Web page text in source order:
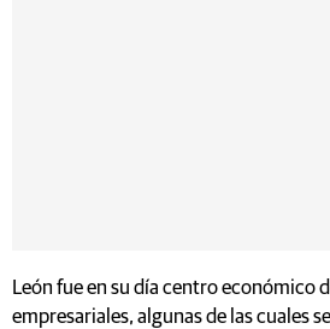
León fue en su día centro económico
empresariales, algunas de las cuales